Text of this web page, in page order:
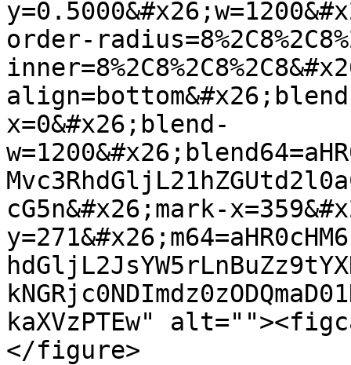
order-
x=0&#x26;blend-
cG5n&#x26;mark-
kaXVzPTEw"
</figure>